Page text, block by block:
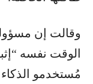
وقالت إن
الوقت نفسه
مُستخدمو